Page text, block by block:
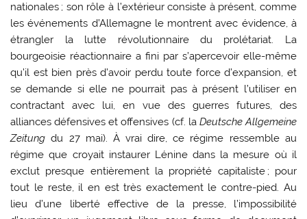
nationales ; son rôle à l’extérieur consiste à présent, comme
les événements d’Allemagne le montrent avec évidence, à
étrangler la lutte révolutionnaire du prolétariat. La
bourgeoisie réactionnaire a fini par s’apercevoir elle-même
qu’il est bien près d’avoir perdu toute force d’expansion, et
se demande si elle ne pourrait pas à présent l’utiliser en
contractant avec lui, en vue des guerres futures, des
alliances défensives et offensives (cf. laDeutsche Allgemeine
Zeitung du 27 mai). À vrai dire, ce régime ressemble au
régime que croyait instaurer Lénine dans la mesure où il
exclut presque entièrement la propriété capitaliste ; pour
tout le reste, il en est très exactement le contre-pied. Au
lieu d’une liberté effective de la presse, l’impossibilité